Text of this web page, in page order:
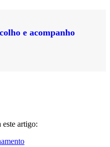
e acompanho
este artigo: